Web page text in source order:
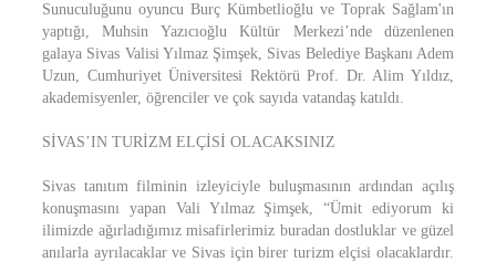
Sunuculuğunu oyuncu Burç Kümbetlioğlu ve Toprak Sağlam'ın
yaptığı, Muhsin Yazıcıoğlu Kültür Merkezi’nde düzenlenen
galaya Sivas Valisi Yılmaz Şimşek, Sivas Belediye Başkanı Adem
Uzun, Cumhuriyet Üniversitesi Rektörü Prof. Dr. Alim Yıldız,
akademisyenler, öğrenciler ve çok sayıda vatandaş katıldı.
SİVAS’IN TURİZM ELÇİSİ OLACAKSINIZ
Sivas tanıtım filminin izleyiciyle buluşmasının ardından açılış
konuşmasını yapan Vali Yılmaz Şimşek, “Ümit ediyorum ki
ilimizde ağırladığımız misafirlerimiz buradan dostluklar ve güzel
anılarla ayrılacaklar ve Sivas için birer turizm elçisi olacaklardır.